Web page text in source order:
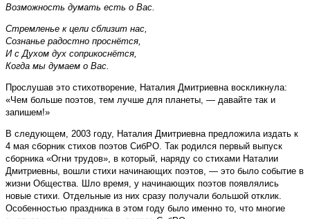
Возможность думать есть о Вас.
Стремленье к цели сблизит нас,
Сознанье радостно проснётся,
И с Духом дух соприкоснётся,
Когда мы думаем о Вас.
Прослушав это стихотворение, Наталия Дмитриевна воскликнула:
«Чем больше поэтов, тем лучше для планеты, — давайте так и
запишем!»
В следующем, 2003 году, Наталия Дмитриевна предложила издать к
4 мая сборник стихов поэтов СибРО. Так родился первый выпуск
сборника «Огни трудов», в который, наряду со стихами Наталии
Дмитриевны, вошли стихи начинающих поэтов, — это было событие в
жизни Общества. Шло время, у начинающих поэтов появлялись
новые стихи. Отдельные из них сразу получали большой отклик.
Особенностью праздника в этом году было именно то, что многие